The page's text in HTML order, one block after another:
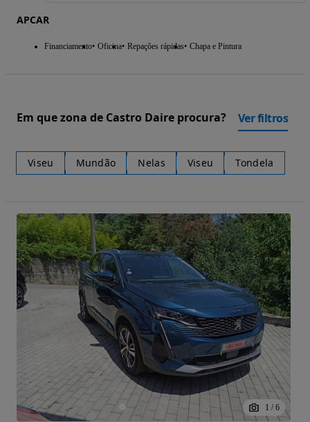
APCAR
Financiamento Oficina Repações rápidas Chapa e Pintura
Em que zona de Castro Daire procura? Ver filtros
Viseu Mundão Nelas Viseu Tondela
1 / 6